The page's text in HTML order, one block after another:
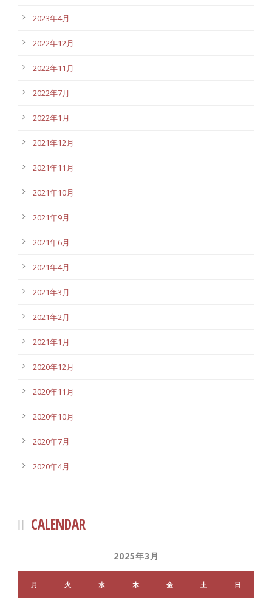
2023年4月
2022年12月
2022年11月
2022年7月
2022年1月
2021年12月
2021年11月
2021年10月
2021年9月
2021年6月
2021年4月
2021年3月
2021年2月
2021年1月
2020年12月
2020年11月
2020年10月
2020年7月
2020年4月
CALENDAR
2025年3月
月 火 水 木 金 土 日